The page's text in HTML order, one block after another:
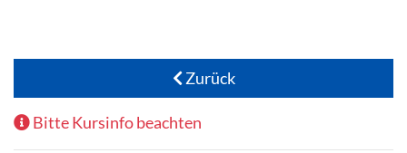
Zurück
Bitte Kursinfo beachten